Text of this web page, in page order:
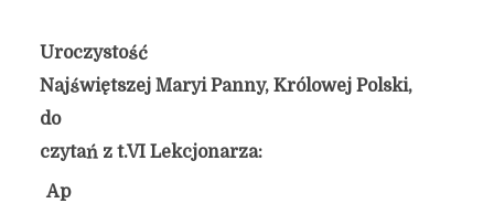
Uroczystość
Najświętszej Maryi Panny, Królowej Polski,
do
czytań z t.VI Lekcjonarza:
Ap